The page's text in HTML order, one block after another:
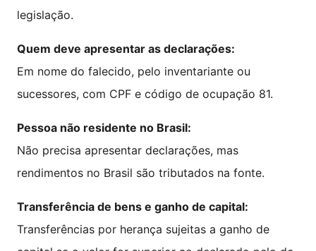
legislação.
Quem deve apresentar as declarações:
Em nome do falecido, pelo inventariante ou
sucessores, com CPF e código de ocupação 81.
Pessoa não residente no Brasil:
Não precisa apresentar declarações, mas
rendimentos no Brasil são tributados na fonte.
Transferência de bens e ganho de capital:
Transferências por herança sujeitas a ganho de